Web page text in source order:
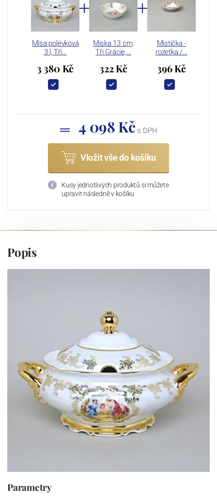
Mísa polévková
3 l, Tři…
3 380 Kč
Miska 13 cm,
Tři Grácie,…
322 Kč
Mistička -
rozetka /…
396 Kč
4 098 Kč s DPH
Vložit vše do košíku
Kusy jednotlivých produktů si můžete
upravit následně v košíku
Popis
Parametry